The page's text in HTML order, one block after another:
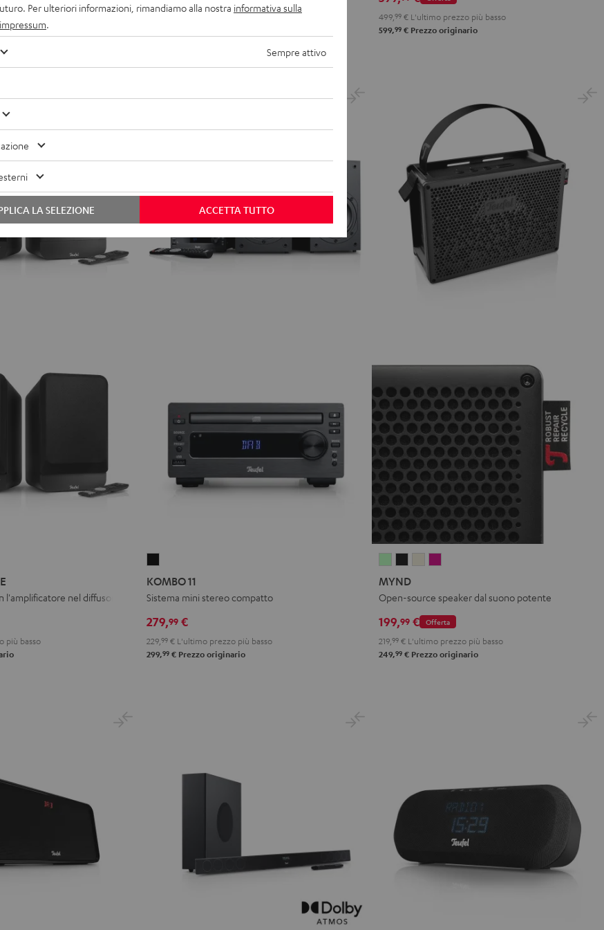
basso
/
L'ultimo prezzo più basso 499, 99 € L'ultimo prezzo più basso
599,99 € Prezzo originario
l'amplificatore nel diffusore
più basso
11
Nero
KOMBO 11
Sistema mini stereo compatto
279,99 €
229, 99 € L'ultimo prezzo più basso
299,99 € Prezzo originario
LightWarm
Berry
MYND
Open-source speaker dal suono potente
Offerta
199,99 €
219, 99 € L'ultimo prezzo più basso
249,99 € Prezzo originario
Per ulteriori informazioni, rimandiamo alla nostra informativa sulla
impressum
Sempre attivo
ACCETTA TUTTO
LA SELEZIONE